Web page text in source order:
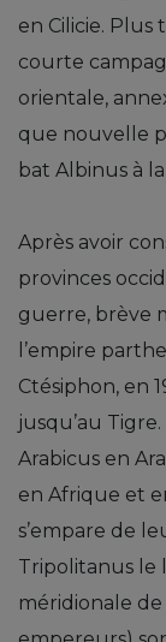
en Cilicie. Plus
courte
orientale,
que nouvelle
bat Albinus à
Après avoir
provinces
guerre, brève
l’empire
Ctésiphon, en
jusqu’au
Arabicus en
en Afrique et
s’empare de
Tripolitanus le
méridionale